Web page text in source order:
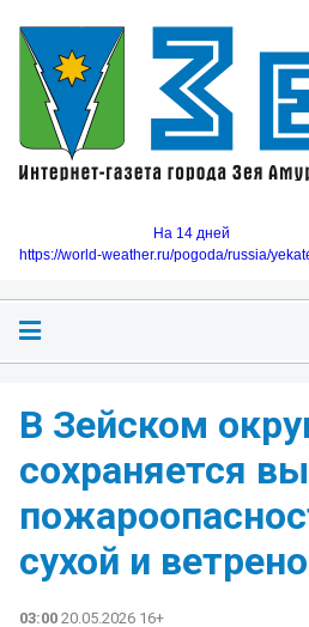
На 14 дней
https://world-weather.ru/pogoda/russia/
В Зейском
сохраняется
сухой и
03:00 20.05.2026 16+